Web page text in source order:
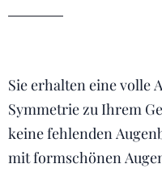
Sie erhalten eine volle
Symmetrie zu Ihrem
keine fehlenden
mit formschönen